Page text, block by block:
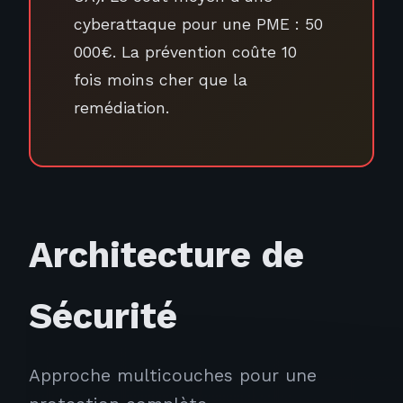
cyberattaque pour une PME : 50
000€. La prévention coûte 10
fois moins cher que la
remédiation.
Architecture de
Sécurité
Approche multicouches pour une